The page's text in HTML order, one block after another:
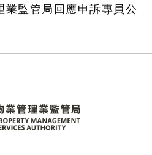
業監管局回應申訴專員公